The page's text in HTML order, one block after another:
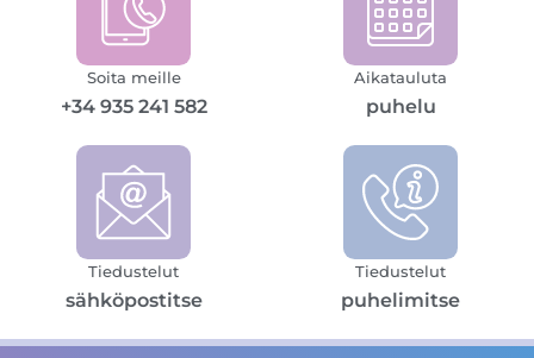
Soita meille
+34 935 241 582
Aikatauluta
puhelu
Tiedustelut
sähköpostitse
Tiedustelut
puhelimitse